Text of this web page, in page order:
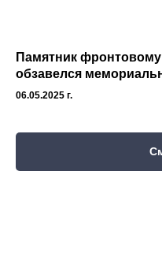
Памятник
обзавелся
06.05.2025 г.